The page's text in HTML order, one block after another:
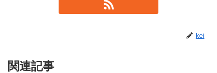
kei
関連記事